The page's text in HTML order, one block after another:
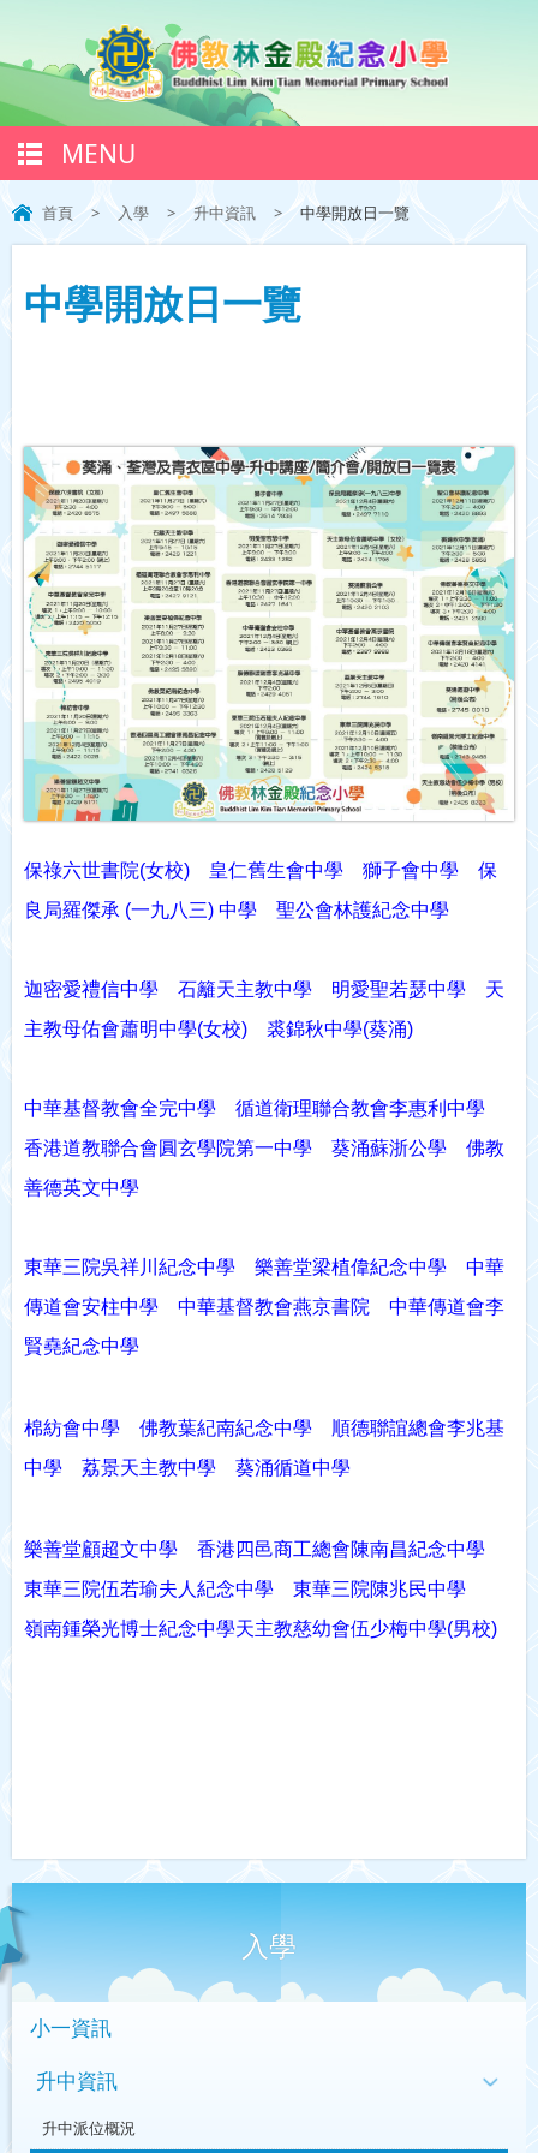
MENU
首頁 > 入學 > 升中資訊 > 中學開放日一覽
中學開放日一覽
保祿六世書院(女校) 皇仁舊生會中學 獅子會中學
保
良局羅傑承 (一九八三) 中學 聖公會林護紀念中學
迦密愛禮信中學 石籬天主教中學 明愛聖若瑟中學
天
主教母佑會蕭明中學(女校) 裘錦秋中學(葵涌)
中華基督教會全完中學
循道衛理聯合教會李惠利中學
香港道教聯合會圓玄學院第一中學
葵涌蘇浙公學
佛教
善德英文中學
東華三院吳祥川紀念中學 樂善堂梁植偉紀念中學
中華
傳道會安柱中學
中華基督教會燕京書院
中華傳道會李
賢堯紀念中學
棉紡會中學 佛教葉紀南紀念中學
順德聯誼總會李兆基
中學
荔景天主教中學 葵涌循道中學
樂善堂顧超文中學
香港四邑商工總會陳南昌紀念中學
東華三院伍若瑜夫人紀念中學
東華三院陳兆民中學
嶺南鍾榮光博士紀念中學天主教慈幼會伍少梅中學(男校)
入學
小一資訊
升中資訊
升中派位概況